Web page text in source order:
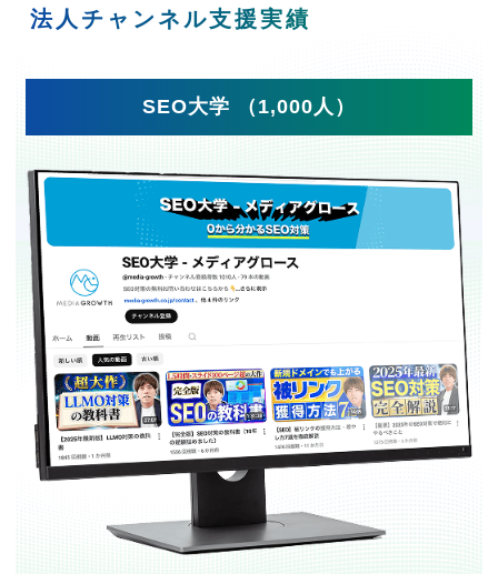
法人チャンネル支援実績
SEO大学 （1,000人）